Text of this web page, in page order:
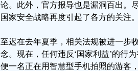
论。此外，官方报导也是漏洞百出。
国家安全战略再度引起了各方的关注。
至迟在去年夏季，相关法规被进一步
念。现在，任何违反‘国家利益’的行
便一名正在用智慧型手机拍照的游客